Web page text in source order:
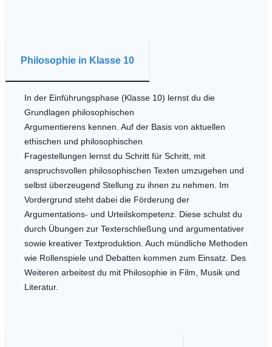
Philosophie in Klasse 10
In der Einführungsphase (Klasse 10) lernst du die
Grundlagen philosophischen
Argumentierens kennen. Auf der Basis von aktuellen
ethischen und philosophischen
Fragestellungen lernst du Schritt für Schritt, mit
anspruchsvollen philosophischen Texten umzugehen und
selbst überzeugend Stellung zu ihnen zu nehmen. Im
Vordergrund steht dabei die Förderung der
Argumentations- und Urteilskompetenz. Diese schulst du
durch Übungen zur Texterschließung und argumentativer
sowie kreativer Textproduktion. Auch mündliche Methoden
wie Rollenspiele und Debatten kommen zum Einsatz. Des
Weiteren arbeitest du mit Philosophie in Film, Musik und
Literatur.